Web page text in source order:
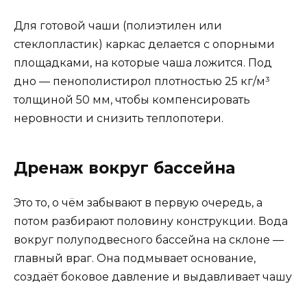
Для готовой чаши (полиэтилен или
стеклопластик) каркас делается с опорными
площадками, на которые чаша ложится. Под
дно — пенополистирол плотностью 25 кг/м³
толщиной 50 мм, чтобы компенсировать
неровности и снизить теплопотери.
Дренаж вокруг бассейна
Это то, о чём забывают в первую очередь, а
потом разбирают половину конструкции. Вода
вокруг полуподвесного бассейна на склоне —
главный враг. Она подмывает основание,
создаёт боковое давление и выдавливает чашу